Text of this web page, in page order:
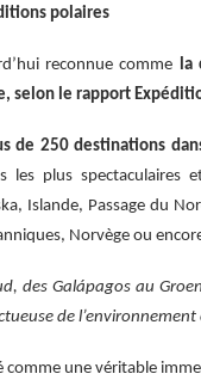
polaires
reconnue comme la
selon le rapport
de 250 destinations
les plus spectaculaires
Islande, Passage du
Norvège ou
des Galápagos au
de
comme une véritable